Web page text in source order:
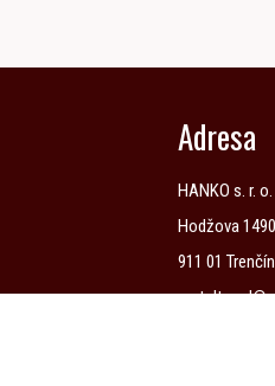
Adresa
HANKO s. r. o.
Hodžova
911 01 Trenčín